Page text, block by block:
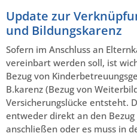
Update zur
und Bildungskarenz
Sofern im Anschluss an
vereinbart werden soll, ist
Bezug von
B.karenz (Bezug von
Versicherungslücke entsteht.
entweder direkt an den
anschließen oder es muss in